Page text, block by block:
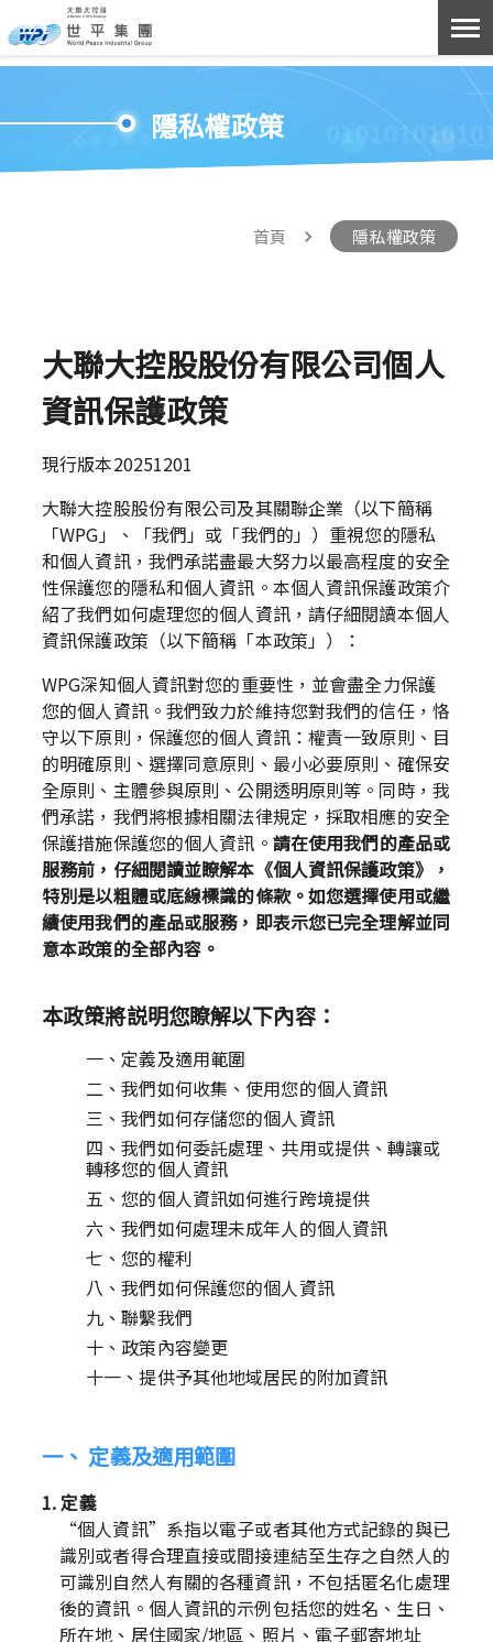
隱私權政策
首頁 隱私權政策
大聯大控股股份有限公司個人
資訊保護政策
現行版本20251201
大聯大控股股份有限公司及其關聯企業（以下簡稱
「WPG」、「我們」或「我們的」）重視您的隱私
和個人資訊，我們承諾盡最大努力以最高程度的安全
性保護您的隱私和個人資訊。本個人資訊保護政策介
紹了我們如何處理您的個人資訊，請仔細閱讀本個人
資訊保護政策（以下簡稱「本政策」）：
WPG深知個人資訊對您的重要性，並會盡全力保護
您的個人資訊。我們致力於維持您對我們的信任，恪
守以下原則，保護您的個人資訊：權責一致原則、目
的明確原則、選擇同意原則、最小必要原則、確保安
全原則、主體參與原則、公開透明原則等。同時，我
們承諾，我們將根據相關法律規定，採取相應的安全
保護措施保護您的個人資訊。 請在使用我們的產品或
服務前，仔細閱讀並瞭解本《個人資訊保護政策》，
特別是以粗體或底線標識的條款。如您選擇使用或繼
續使用我們的產品或服務，即表示您已完全理解並同
意本政策的全部內容。
本政策將説明您瞭解以下內容：
一、定義及適用範圍
二、我們如何收集、使用您的個人資訊
三、我們如何存儲您的個人資訊
四、我們如何委託處理、共用或提供、轉讓或
轉移您的個人資訊
五、您的個人資訊如何進行跨境提供
六、我們如何處理未成年人的個人資訊
七、您的權利
八、我們如何保護您的個人資訊
九、聯繫我們
十、政策內容變更
十一、提供予其他地域居民的附加資訊
一、 定義及適用範圍
1. 定義
“個人資訊”系指以電子或者其他方式記錄的與已
識別或者得合理直接或間接連結至生存之自然人的
可識別自然人有關的各種資訊，不包括匿名化處理
後的資訊。個人資訊的示例包括您的姓名、生日、
所在地、居住國家/地區、照片、電子郵寄地址